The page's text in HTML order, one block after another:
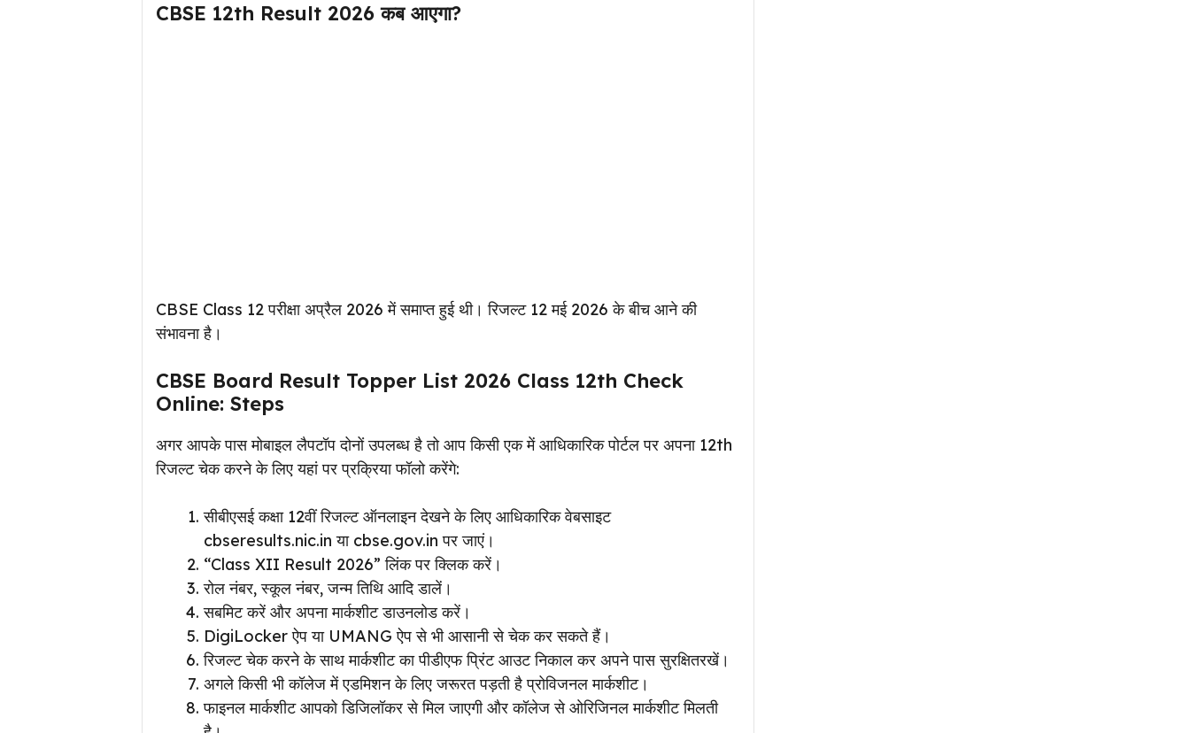
CBSE 12th Result 2026 कब आएगा?
CBSE Class 12 परीक्षा अप्रैल 2026 में समाप्त हुई थी। रिजल्ट 12 मई 2026 के बीच आने की
संभावना है।
CBSE Board Result Topper List 2026 Class 12th Check
Online: Steps
अगर आपके पास मोबाइल लैपटॉप दोनों उपलब्ध है तो आप किसी एक में आधिकारिक पोर्टल पर अपना 12th
रिजल्ट चेक करने के लिए यहां पर प्रक्रिया फॉलो करेंगे:
सीबीएसई कक्षा 12वीं रिजल्ट ऑनलाइन देखने के लिए आधिकारिक वेबसाइट
cbseresults.nic.in या cbse.gov.in पर जाएं।
“Class XII Result 2026” लिंक पर क्लिक करें।
रोल नंबर, स्कूल नंबर, जन्म तिथि आदि डालें।
सबमिट करें और अपना मार्कशीट डाउनलोड करें।
DigiLocker ऐप या UMANG ऐप से भी आसानी से चेक कर सकते हैं।
रिजल्ट चेक करने के साथ मार्कशीट का पीडीएफ प्रिंट आउट निकाल कर अपने पास सुरक्षितरखें।
अगले किसी भी कॉलेज में एडमिशन के लिए जरूरत पड़ती है प्रोविजनल मार्कशीट।
फाइनल मार्कशीट आपको डिजिलॉकर से मिल जाएगी और कॉलेज से ओरिजिनल मार्कशीट मिलती